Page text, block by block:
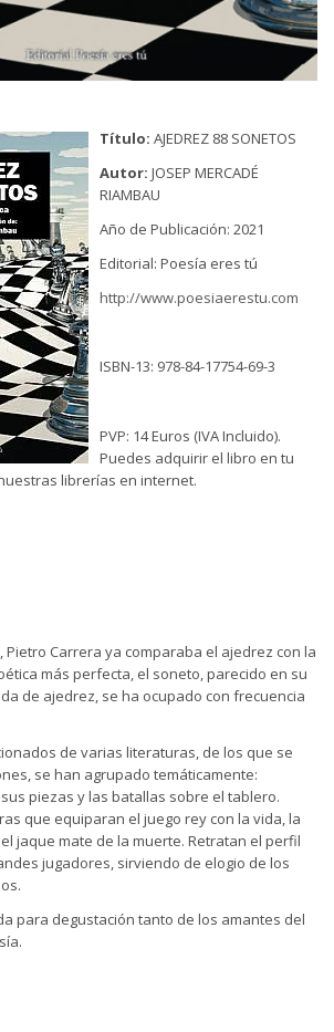
Título: AJEDREZ 88 SONETOS
Autor: JOSEP MERCADÉ
RIAMBAU
Año de Publicación: 2021
Editorial: Poesía eres tú
http://www.poesiaerestu.com
ISBN-13: 978-84-17754-69-3
PVP: 14 Euros (IVA Incluido).
Puedes adquirir el libro en tu
librerías en internet.
Pietro Carrera ya comparaba el ajedrez con la
más perfecta, el soneto, parecido en su
de ajedrez, se ha ocupado con frecuencia
de varias literaturas, de los que se
se han agrupado temáticamente:
piezas y las batallas sobre el tablero.
que equiparan el juego rey con la vida, la
jaque mate de la muerte. Retratan el perfil
jugadores, sirviendo de elogio de los
para degustación tanto de los amantes del